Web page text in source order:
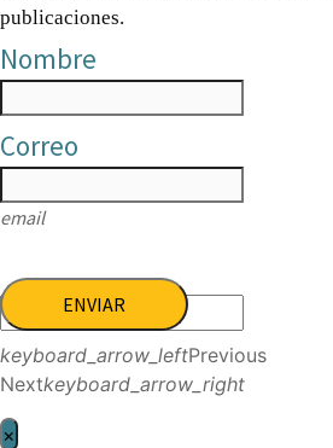
publicaciones.
Nombre
Correo
email
ENVIAR
keyboard_arrow_leftPrevious
Nextkeyboard_arrow_right
×